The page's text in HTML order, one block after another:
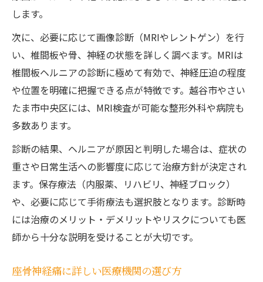
します。
次に、必要に応じて画像診断（MRIやレントゲン）を行
い、椎間板や骨、神経の状態を詳しく調べます。MRIは
椎間板ヘルニアの診断に極めて有効で、神経圧迫の程度
や位置を明確に把握できる点が特徴です。越谷市やさい
たま市中央区には、MRI検査が可能な整形外科や病院も
多数あります。
診断の結果、ヘルニアが原因と判明した場合は、症状の
重さや日常生活への影響度に応じて治療方針が決定され
ます。保存療法（内服薬、リハビリ、神経ブロック）
や、必要に応じて手術療法も選択肢となります。診断時
には治療のメリット・デメリットやリスクについても医
師から十分な説明を受けることが大切です。
座骨神経痛に詳しい医療機関の選び方